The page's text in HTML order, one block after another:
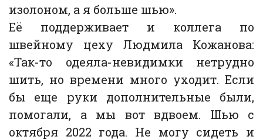
изолоном, а я больше шью».
Её поддерживает и коллега по
швейному цеху Людмила Кожанова:
«Так-то одеяла-невидимки нетрудно
шить, но времени много уходит. Если
бы еще руки дополнительные были,
помогали, а мы вот вдвоем. Шью с
октября 2022 года. Не могу сидеть и